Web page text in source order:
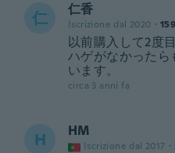
仁 仁香
Iscrizione dal 2020 · 159
以前購入して2度
ハゲがなかった
います。
circa 3 anni fa
H HM
Iscrizione dal 2017 ·